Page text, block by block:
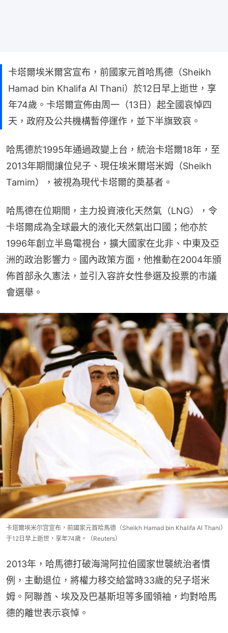
卡塔爾埃米爾宮宣布，前國家元首哈馬德（Sheikh
Hamad bin Khalifa Al Thani）於12日早上逝世，享
年74歲。卡塔爾宣佈由周一（13日）起全國哀悼四
天，政府及公共機構暫停運作，並下半旗致哀。
哈馬德於1995年通過政變上台，統治卡塔爾18年，至
2013年期間讓位兒子、現任埃米爾塔米姆（Sheikh
Tamim），被視為現代卡塔爾的奠基者。
哈馬德在位期間，主力投資液化天然氣（LNG），令
卡塔爾成為全球最大的液化天然氣出口國；他亦於
1996年創立半島電視台，擴大國家在北非、中東及亞
洲的政治影響力。國內政策方面，他推動在2004年頒
佈首部永久憲法，並引入容許女性參選及投票的市議
會選舉。
卡塔爾埃米尔宫宣布，前國家元首哈馬德（Sheikh Hamad bin Khalifa Al Thani）
于12日早上逝世，享年74歲。（Reuters）
2013年，哈馬德打破海灣阿拉伯國家世襲統治者慣
例，主動退位，將權力移交給當時33歲的兒子塔米
姆。阿聯酋、埃及及巴基斯坦等多國領袖，均對哈馬
德的離世表示哀悼。